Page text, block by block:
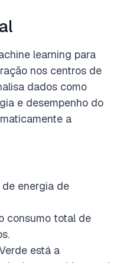
learning para
nos centros de
dados como
e desempenho do
a
energia de
consumo total de
está a